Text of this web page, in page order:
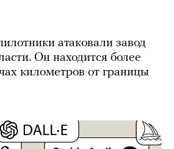
атаковали завод
Он находится более
километров от границы